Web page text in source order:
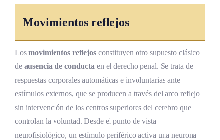
Movimientos reflejos
Los movimientos reflejos constituyen otro supuesto clásico
de ausencia de conducta en el derecho penal. Se trata de
respuestas corporales automáticas e involuntarias ante
estímulos externos, que se producen a través del arco reflejo
sin intervención de los centros superiores del cerebro que
controlan la voluntad. Desde el punto de vista
neurofisiológico, un estímulo periférico activa una neurona